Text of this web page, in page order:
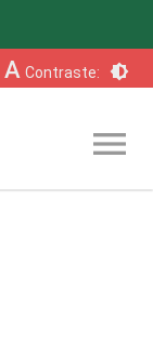
A Contraste: brightness_6
menu